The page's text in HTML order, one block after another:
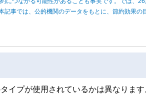
事では、公的機関のデータをもとに、節約効果の
イプが使用されているかは異なります